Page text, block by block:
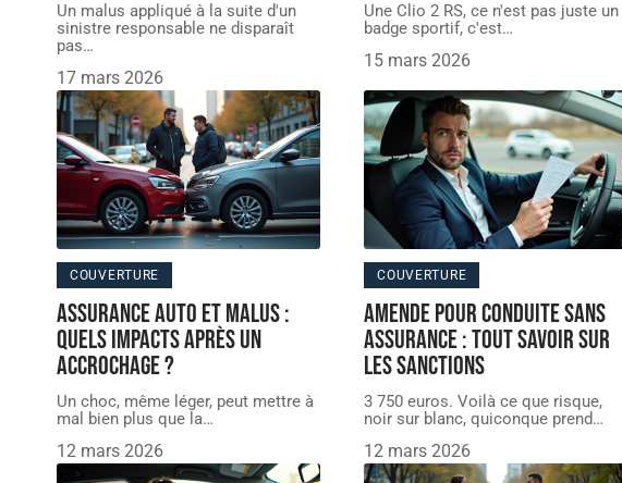
Un malus appliqué à la suite d'un
sinistre responsable ne disparaît
pas…
17 mars 2026
Une Clio 2 RS, ce n'est pas juste un
badge sportif, c'est…
15 mars 2026
COUVERTURE
Assurance auto et malus :
quels impacts après un
accrochage ?
Un choc, même léger, peut mettre à
mal bien plus que la…
12 mars 2026
COUVERTURE
Amende pour conduite sans
assurance : tout savoir sur
les sanctions
3 750 euros. Voilà ce que risque,
noir sur blanc, quiconque prend…
12 mars 2026